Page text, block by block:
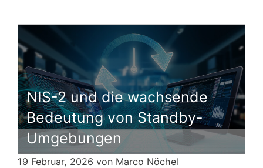
NIS-2 und die wachsende
Bedeutung von Standby-
Umgebungen
19 Februar, 2026 von Marco Nöchel